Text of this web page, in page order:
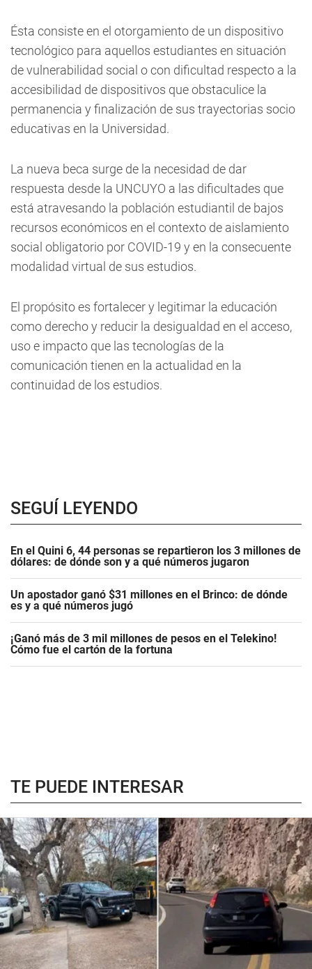
Ésta consiste en el otorgamiento de un dispositivo
tecnológico para aquellos estudiantes en situación
de vulnerabilidad social o con dificultad respecto a la
accesibilidad de dispositivos que obstaculice la
permanencia y finalización de sus trayectorias socio
educativas en la Universidad.
La nueva beca surge de la necesidad de dar
respuesta desde la UNCUYO a las dificultades que
está atravesando la población estudiantil de bajos
recursos económicos en el contexto de aislamiento
social obligatorio por COVID-19 y en la consecuente
modalidad virtual de sus estudios.
El propósito es fortalecer y legitimar la educación
como derecho y reducir la desigualdad en el acceso,
uso e impacto que las tecnologías de la
comunicación tienen en la actualidad en la
continuidad de los estudios.
SEGUÍ LEYENDO
En el Quini 6, 44 personas se repartieron los 3 millones de
dólares: de dónde son y a qué números jugaron
Un apostador ganó $31 millones en el Brinco: de dónde
es y a qué números jugó
¡Ganó más de 3 mil millones de pesos en el Telekino!
Cómo fue el cartón de la fortuna
TE PUEDE INTERESAR